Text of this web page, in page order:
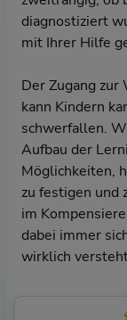
diagnostiziert
mit Ihrer Hilfe
Der Zugang zur
kann Kindern
schwerfallen.
Aufbau der
Möglichkeiten,
zu festigen und
im
dabei immer
wirklich